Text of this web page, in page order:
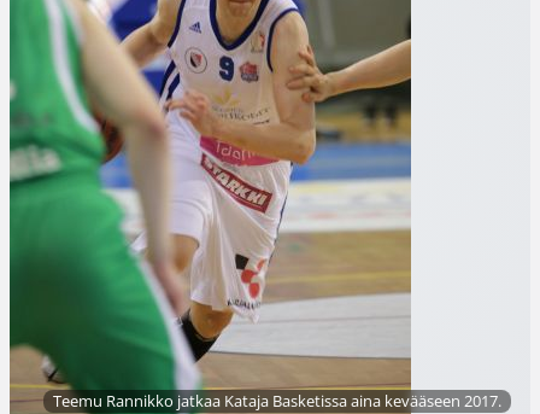
Teemu Rannikko jatkaa Kataja Basketissa aina kevääseen 2017.